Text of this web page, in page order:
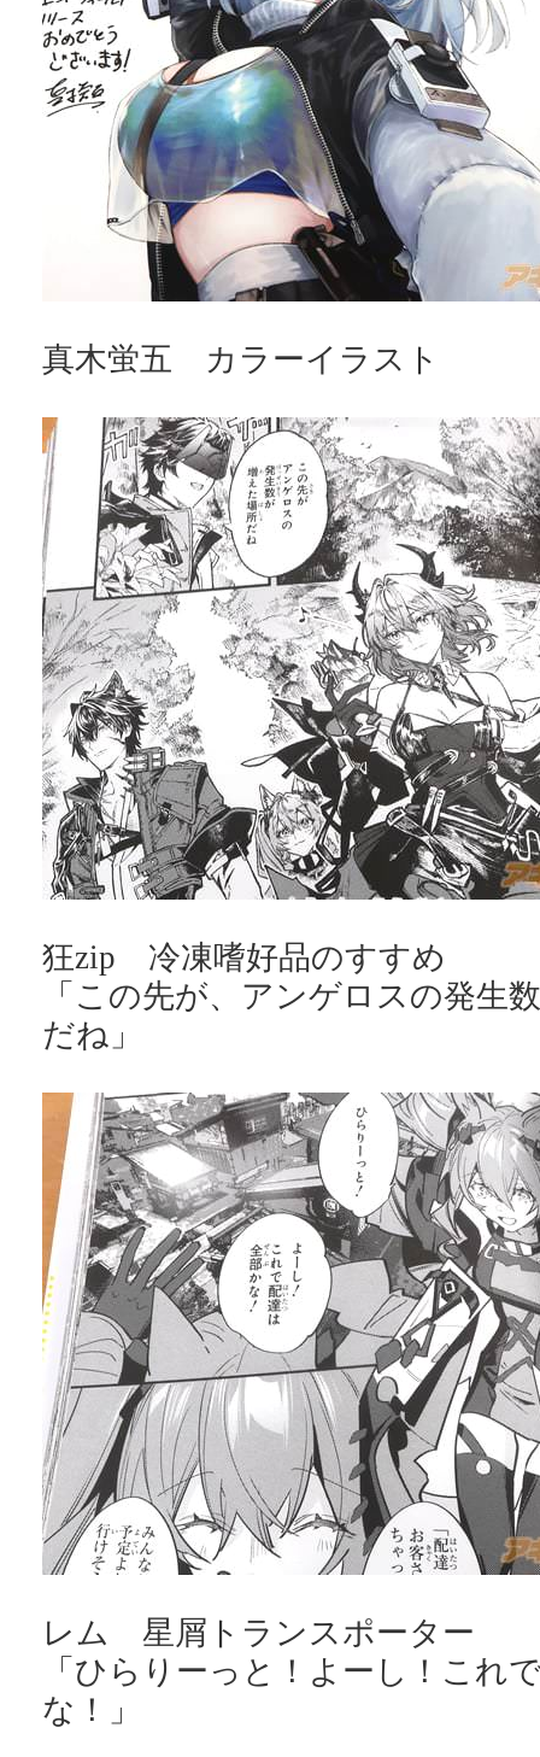
真木蛍五 カラーイラスト
狂zip 冷凍嗜好品のすすめ
「この先が、アンゲロスの発生
だね」
レム 星屑トランスポーター
「ひらりーっと！よーし！これ
な！」